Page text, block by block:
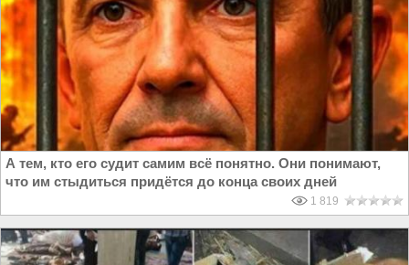
А тем, кто его судит самим всё понятно. Они понимают,
что им стыдиться придётся до конца своих дней
1 819